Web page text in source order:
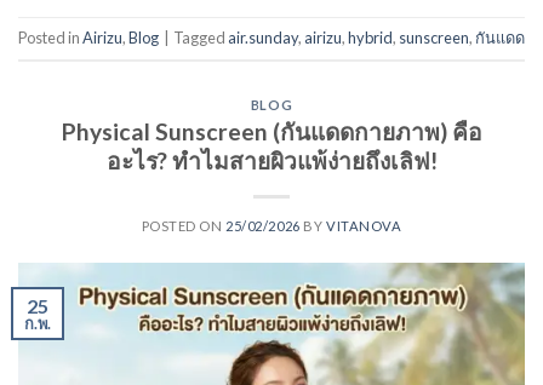
Posted inAirizu,Blog Tagged air.sunday, airizu,hybrid, sunscreen, กันแดด
BLOG
Physical Sunscreen (กันแดดกายภาพ) คือ
อะไร? ทำไมสายผิวแพ้ง่ายถึงเลิฟ!
POSTED ON 25/02/2026 BY VITANOVA
25
ก.พ.